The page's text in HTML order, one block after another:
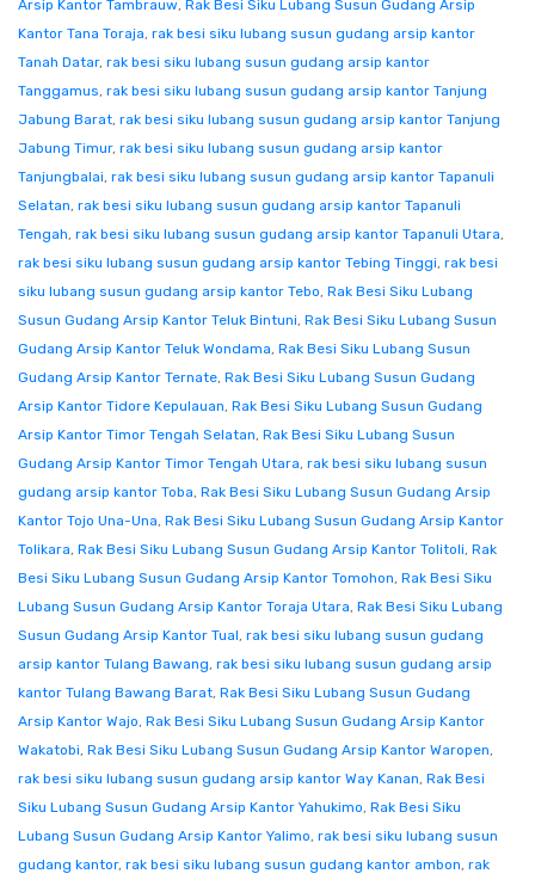
Arsip Kantor Tambrauw, Rak Besi Siku Lubang Susun Gudang Arsip
Kantor Tana Toraja, rak besi siku lubang susun gudang arsip kantor
Tanah Datar, rak besi siku lubang susun gudang arsip kantor
Tanggamus, rak besi siku lubang susun gudang arsip kantor Tanjung
Jabung Barat, rak besi siku lubang susun gudang arsip kantor Tanjung
Jabung Timur, rak besi siku lubang susun gudang arsip kantor
Tanjungbalai, rak besi siku lubang susun gudang arsip kantor Tapanuli
Selatan, rak besi siku lubang susun gudang arsip kantor Tapanuli
Tengah, rak besi siku lubang susun gudang arsip kantor Tapanuli Utara,
rak besi siku lubang susun gudang arsip kantor Tebing Tinggi, rak besi
siku lubang susun gudang arsip kantor Tebo, Rak Besi Siku Lubang
Susun Gudang Arsip Kantor Teluk Bintuni, Rak Besi Siku Lubang Susun
Gudang Arsip Kantor Teluk Wondama, Rak Besi Siku Lubang Susun
Gudang Arsip Kantor Ternate, Rak Besi Siku Lubang Susun Gudang
Arsip Kantor Tidore Kepulauan, Rak Besi Siku Lubang Susun Gudang
Arsip Kantor Timor Tengah Selatan, Rak Besi Siku Lubang Susun
Gudang Arsip Kantor Timor Tengah Utara, rak besi siku lubang susun
gudang arsip kantor Toba, Rak Besi Siku Lubang Susun Gudang Arsip
Kantor Tojo Una-Una, Rak Besi Siku Lubang Susun Gudang Arsip Kantor
Tolikara, Rak Besi Siku Lubang Susun Gudang Arsip Kantor Tolitoli, Rak
Besi Siku Lubang Susun Gudang Arsip Kantor Tomohon, Rak Besi Siku
Lubang Susun Gudang Arsip Kantor Toraja Utara, Rak Besi Siku Lubang
Susun Gudang Arsip Kantor Tual, rak besi siku lubang susun gudang
arsip kantor Tulang Bawang, rak besi siku lubang susun gudang arsip
kantor Tulang Bawang Barat, Rak Besi Siku Lubang Susun Gudang
Arsip Kantor Wajo, Rak Besi Siku Lubang Susun Gudang Arsip Kantor
Wakatobi, Rak Besi Siku Lubang Susun Gudang Arsip Kantor Waropen,
rak besi siku lubang susun gudang arsip kantor Way Kanan, Rak Besi
Siku Lubang Susun Gudang Arsip Kantor Yahukimo, Rak Besi Siku
Lubang Susun Gudang Arsip Kantor Yalimo, rak besi siku lubang susun
gudang kantor, rak besi siku lubang susun gudang kantor ambon, rak